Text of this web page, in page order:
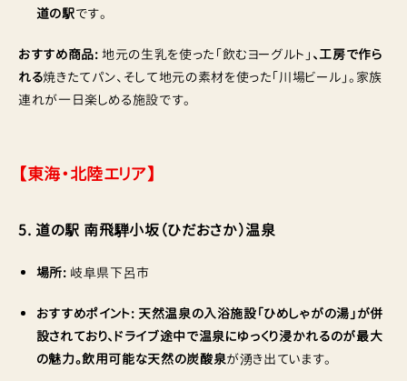
道の駅です。
おすすめ商品: 地元の生乳を使った「飲むヨーグルト」 、工房で作ら
れる焼きたてパン、そして地元の素材を使った「川場ビール」。家族
連れが一日楽しめる施設です。
【東海・北陸エリア】
5. 道の駅 南飛騨小坂（ひだおさか）温泉
場所: 岐阜県下呂市
おすすめポイント: 天然温泉の入浴施設「ひめしゃがの湯」が併
設されており、ドライブ途中で温泉にゆっくり浸かれるのが最大
の魅力。飲用可能な天然の炭酸泉が湧き出ています。